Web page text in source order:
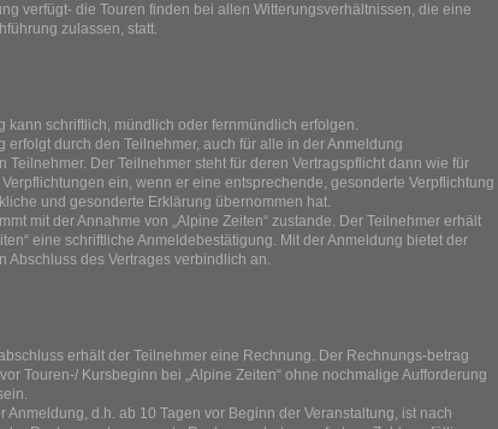
verfügt- die Touren finden bei allen Witterungsverhältnissen, die eine
zulassen, statt.
kann schriftlich, mündlich oder fernmündlich erfolgen.
erfolgt durch den Teilnehmer, auch für alle in der Anmeldung
Teilnehmer. Der Teilnehmer steht für deren Vertragspflicht dann wie für
ein, wenn er eine entsprechende, gesonderte Verpflichtung
und gesonderte Erklärung übernommen hat.
mit der Annahme von „Alpine Zeiten“ zustande. Der Teilnehmer erhält
eine schriftliche Anmeldebestätigung. Mit der Anmeldung bietet der
Abschluss des Vertrages verbindlich an.
erhält der Teilnehmer eine Rechnung. Der Rechnungs-betrag
Touren-/ Kursbeginn bei „Alpine Zeiten“ ohne nochmalige Aufforderung
Anmeldung, d.h. ab 10 Tagen vor Beginn der Veranstaltung, ist nach